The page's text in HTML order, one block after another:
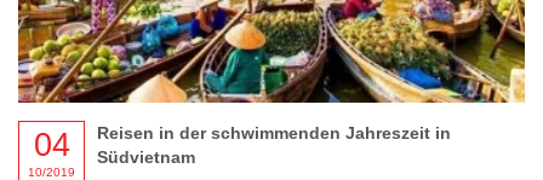
04
10/2019
Reisen in der schwimmenden Jahreszeit in
Südvietnam